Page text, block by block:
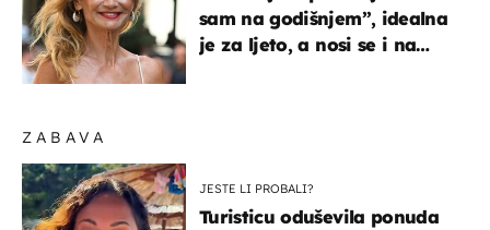
ZABAVA
JESTE LI PROBALI?
Turisticu oduševila ponuda
sam na godišnjem”, idealna
je za ljeto, a nosi se i na